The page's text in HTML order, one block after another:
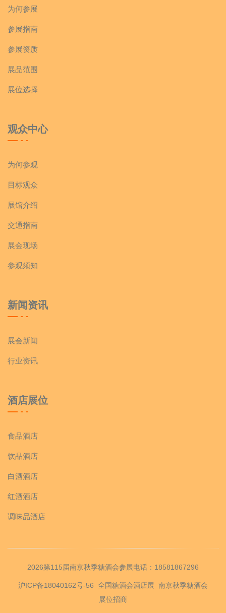
为何参展
参展指南
参展资质
展品范围
展位选择
观众中心
为何参观
目标观众
展馆介绍
交通指南
展会现场
参观须知
新闻资讯
展会新闻
行业资讯
酒店展位
食品酒店
饮品酒店
白酒酒店
红酒酒店
调味品酒店
2026第115届南京秋季糖酒会参展电话：18581867296
沪ICP备18040162号-56 全国糖酒会酒店展 南京秋季糖酒会
展位招商